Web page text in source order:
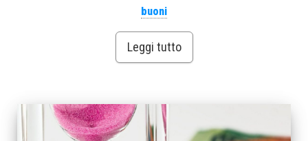
buoni
Leggi tutto